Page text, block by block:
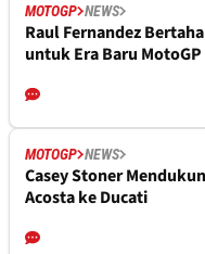
MOTOGP NEWS
Raul Fernandez
untuk Era Baru MotoGP
MOTOGP NEWS
Casey Stoner
Acosta ke Ducati